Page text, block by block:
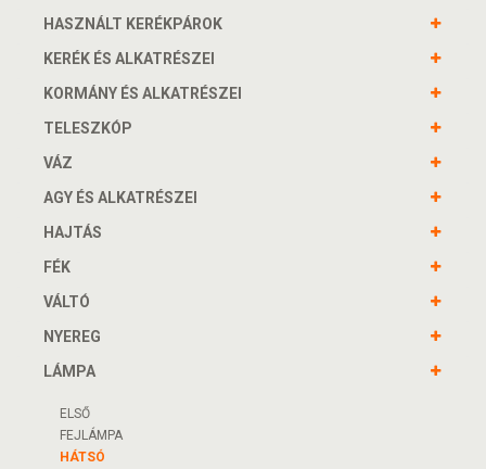
HASZNÁLT KERÉKPÁROK
KERÉK ÉS ALKATRÉSZEI
KORMÁNY ÉS ALKATRÉSZEI
TELESZKÓP
VÁZ
AGY ÉS ALKATRÉSZEI
HAJTÁS
FÉK
VÁLTÓ
NYEREG
LÁMPA
ELSŐ
FEJLÁMPA
HÁTSÓ